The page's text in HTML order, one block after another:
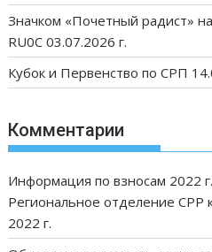
Значком «Почетный радист»
RU0C 03.07.2026 г.
Кубок и Первенство по СРП
Комментарии
Информация по взносам 2022
Региональное отделение СРР
2022 г.